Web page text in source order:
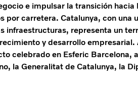
e impulsar la transición hacia
por carretera. Catalunya, con una
infraestructuras, representa un
y desarrollo empresarial.
celebrado en Esferic Barcelona,
la Generalitat de Catalunya, la